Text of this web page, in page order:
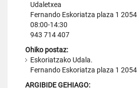
Udaletxea
Fernando Eskoriatza plaza 1
08:00-14:30
943 714 407
Ohiko postaz:
Eskoriatzako Udala.
Fernando Eskoriatza plaza 1
ARGIBIDE GEHIAGO: